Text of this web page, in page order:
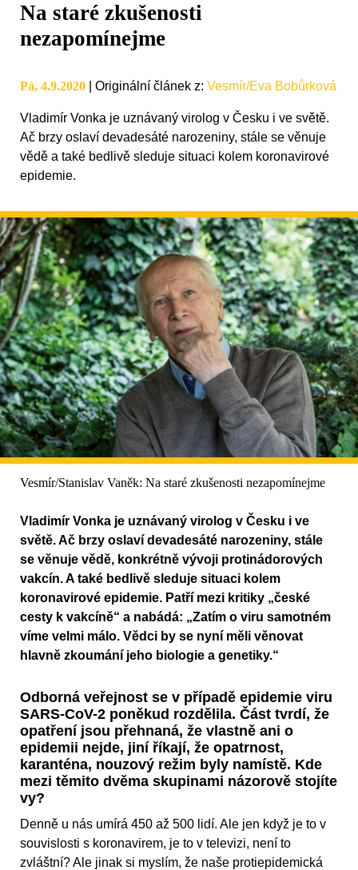
Na staré zkušenosti
nezapomínejme
Pá, 4.9.2020 Originální článek z: Vesmír/Eva Bobůrková
Vladimír Vonka je uznávaný virolog v Česku i ve světě.
Ač brzy oslaví devadesáté narozeniny, stále se věnuje
vědě a také bedlivě sleduje situaci kolem koronavirové
epidemie.
Vesmír/Stanislav Vaněk: Na staré zkušenosti nezapomínejme
Vladimír Vonka je uznávaný virolog v Česku i ve
světě. Ač brzy oslaví devadesáté narozeniny, stále
se věnuje vědě, konkrétně vývoji protinádorových
vakcín. A také bedlivě sleduje situaci kolem
koronavirové epidemie. Patří mezi kritiky „české
cesty k vakcíně“ a nabádá: „Zatím o viru samotném
víme velmi málo. Vědci by se nyní měli věnovat
hlavně zkoumání jeho biologie a genetiky.“
Odborná veřejnost se v případě epidemie viru
SARS-CoV-2 poněkud rozdělila. Část tvrdí, že
opatření jsou přehnaná, že vlastně ani o
epidemii nejde, jiní říkají, že opatrnost,
karanténa, nouzový režim byly namístě. Kde
mezi těmito dvěma skupinami názorově stojíte
vy?
Denně u nás umírá 450 až 500 lidí. Ale jen když je to v
souvislosti s koronavirem, je to v televizi, není to
zvláštní? Ale jinak si myslím, že naše protiepidemická